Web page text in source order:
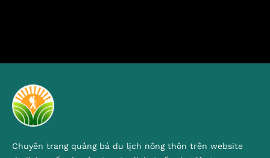
Chuyên trang quảng bá du lịch nông thôn trên website